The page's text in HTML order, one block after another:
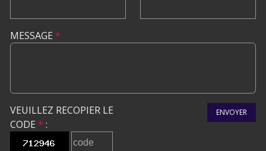
MESSAGE *
VEUILLEZ RECOPIER LE
CODE * :
ENVOYER